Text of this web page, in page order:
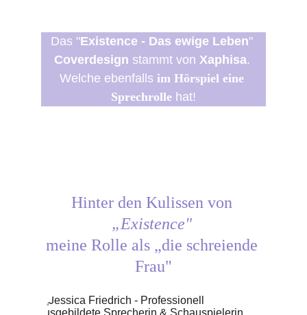
Das "Existence - Das ewige Leben"
Coverdesign stammt von Xaphisa.
Welche ebenfalls im Hörspiel eine
Sprechrolle hat!
Hinter den Kulissen von
„Existence"
meine Rolle als „die schreiende
Frau"